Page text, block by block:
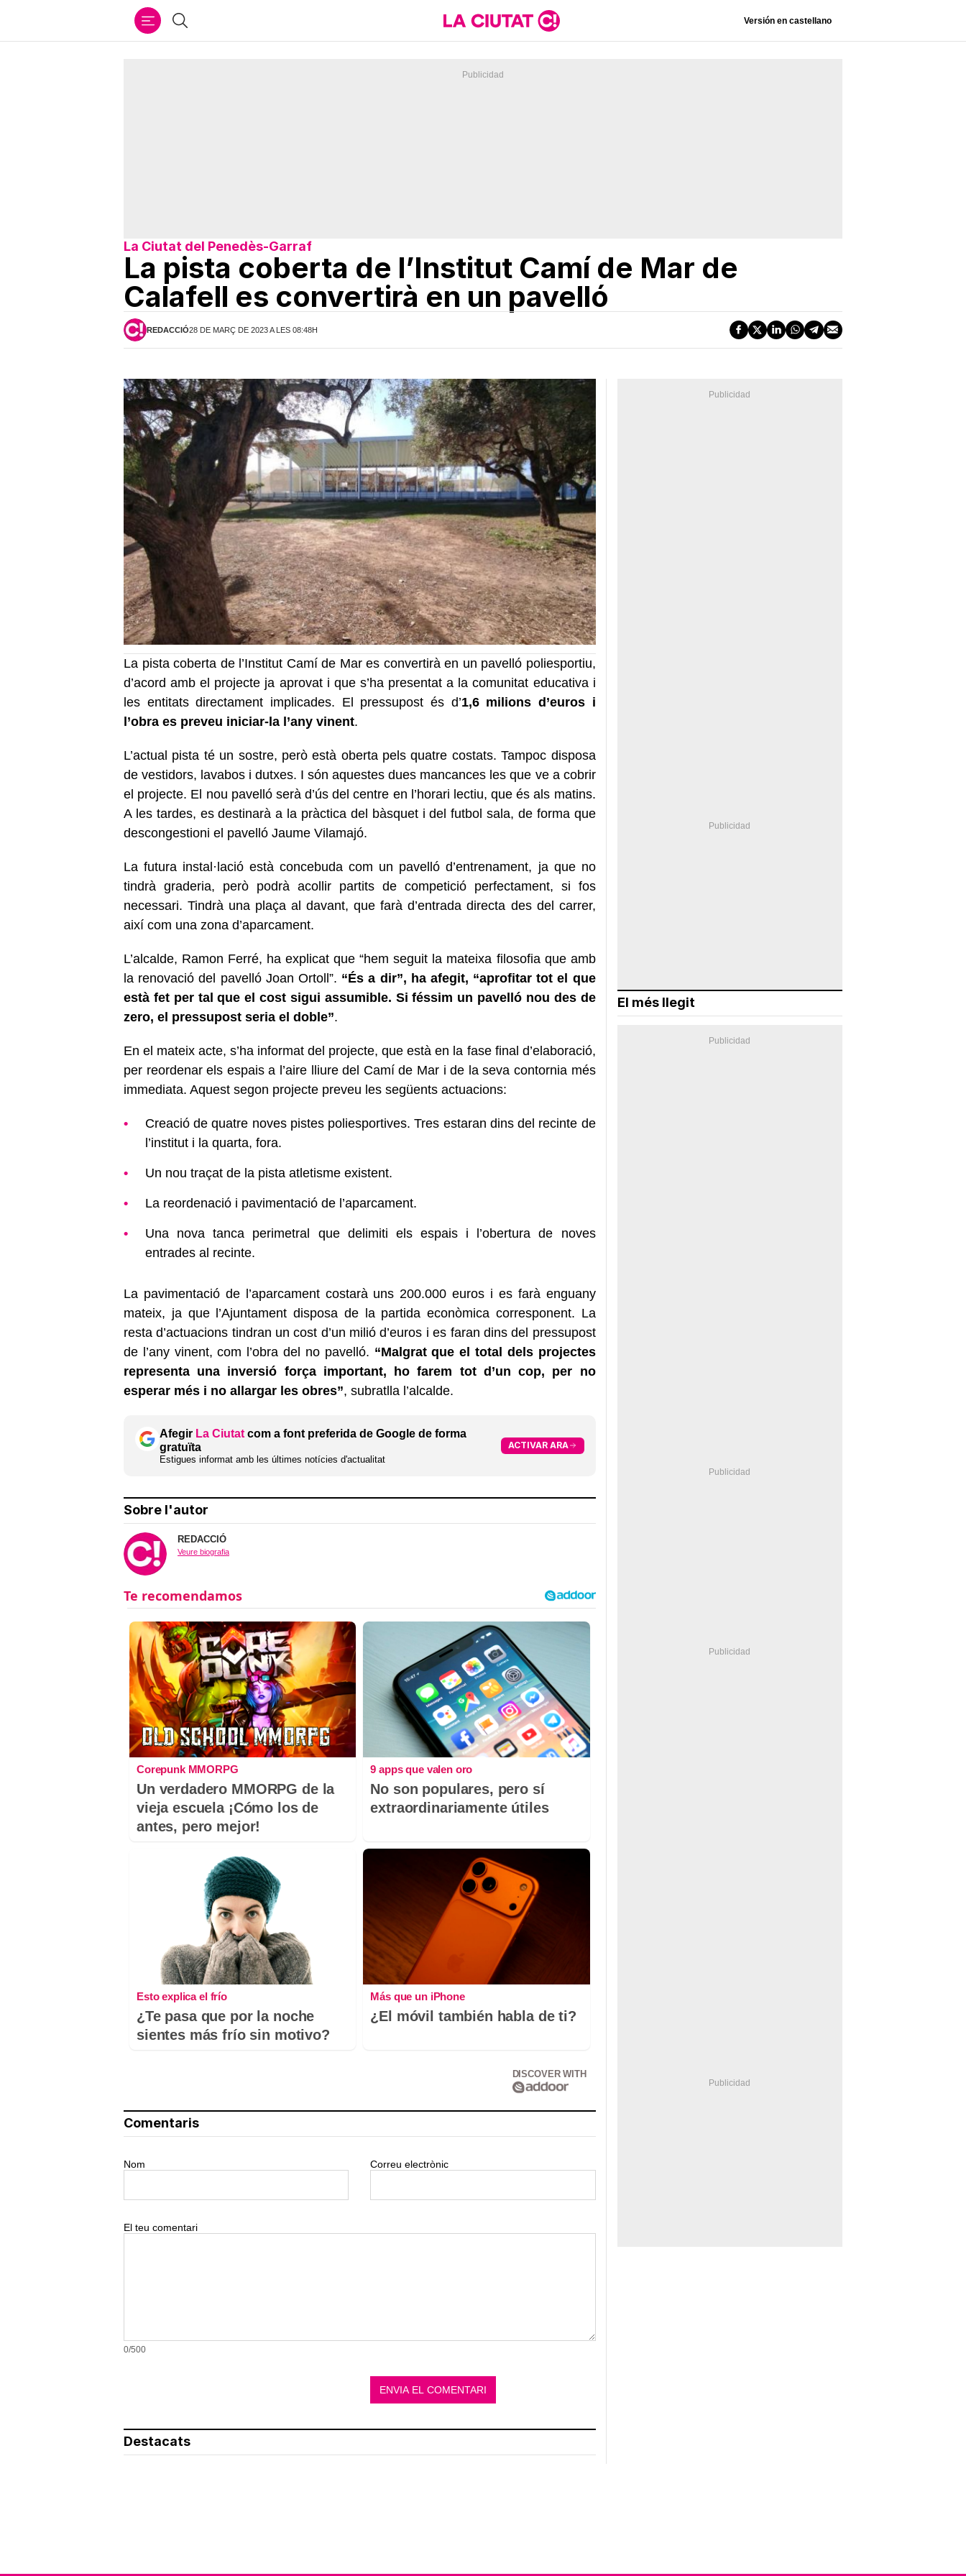
Cercar Versión en castellano
La Ciutat del Penedès-Garraf
La pista coberta de l’Institut Camí de Mar de
Calafell es convertirà en un pavelló
REDACCIÓ28 DE MARÇ DE 2023 A LES 08:48H
La pista coberta de l’Institut Camí de Mar es convertirà en un pavelló poliesportiu,
d’acord amb el projecte ja aprovat i que s’ha presentat a la comunitat educativa i
les entitats directament implicades. El pressupost és d’1,6 milions d’euros i
l’obra es preveu iniciar-la l’any vinent.
L’actual pista té un sostre, però està oberta pels quatre costats. Tampoc disposa
de vestidors, lavabos i dutxes. I són aquestes dues mancances les que ve a cobrir
el projecte. El nou pavelló serà d’ús del centre en l’horari lectiu, que és als matins.
A les tardes, es destinarà a la pràctica del bàsquet i del futbol sala, de forma que
descongestioni el pavelló Jaume Vilamajó.
La futura instal·lació està concebuda com un pavelló d’entrenament, ja que no
tindrà graderia, però podrà acollir partits de competició perfectament, si fos
necessari. Tindrà una plaça al davant, que farà d’entrada directa des del carrer,
així com una zona d’aparcament.
L’alcalde, Ramon Ferré, ha explicat que “hem seguit la mateixa filosofia que amb
la renovació del pavelló Joan Ortoll”. “És a dir”, ha afegit, “aprofitar tot el que
està fet per tal que el cost sigui assumible. Si féssim un pavelló nou des de
zero, el pressupost seria el doble”.
En el mateix acte, s’ha informat del projecte, que està en la fase final d’elaboració,
per reordenar els espais a l’aire lliure del Camí de Mar i de la seva contornia més
immediata. Aquest segon projecte preveu les següents actuacions:
Creació de quatre noves pistes poliesportives. Tres estaran dins del recinte de
l’institut i la quarta, fora.
Un nou traçat de la pista atletisme existent.
La reordenació i pavimentació de l’aparcament.
Una nova tanca perimetral que delimiti els espais i l’obertura de noves
entrades al recinte.
La pavimentació de l’aparcament costarà uns 200.000 euros i es farà enguany
mateix, ja que l’Ajuntament disposa de la partida econòmica corresponent. La
resta d’actuacions tindran un cost d’un milió d’euros i es faran dins del pressupost
de l’any vinent, com l’obra del no pavelló. “Malgrat que el total dels projectes
representa una inversió força important, ho farem tot d’un cop, per no
esperar més i no allargar les obres”, subratlla l’alcalde.
Afegir La Ciutat com a font preferida de Google de forma
gratuïta
Estigues informat amb les últimes notícies d'actualitat
ACTIVAR ARA
Sobre l'autor
REDACCIÓ
Veure biografia
Corepunk MMORPG
Un verdadero MMORPG de la
vieja escuela ¡Cómo los de
antes, pero mejor!
9 apps que valen oro
No son populares, pero sí
extraordinariamente útiles
Esto explica el frío
¿Te pasa que por la noche
sientes más frío sin motivo?
Más que un iPhone
¿El móvil también habla de ti?
DISCOVER WITH
Comentaris
Nom Correu electrònic
El teu comentari
0/500
Destacats
El més llegit